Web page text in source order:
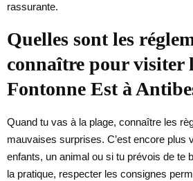
rassurante.
Quelles sont les
connaître pour visiter
Fontonne Est à
Quand tu vas à la plage, connaître les
mauvaises surprises. C’est encore plus
enfants, un animal ou si tu prévois de te
la pratique, respecter les consignes